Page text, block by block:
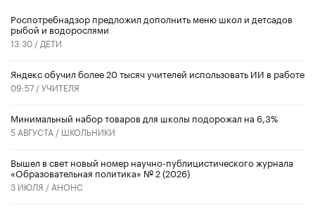
Роспотребнадзор предложил дополнить меню школ и детсадов
рыбой и водорослями
13:30 / ДЕТИ
​Яндекс обучил более 20 тысяч учителей использовать ИИ в работе
09:57 /УЧИТЕЛЯ
Минимальный набор товаров для школы подорожал на 6,3%
5 АВГУСТА / ШКОЛЬНИКИ
Вышел в свет новый номер научно-публицистического журнала
«Образовательная политика» № 2 (2026)
3 ИЮЛЯ / АНОНС